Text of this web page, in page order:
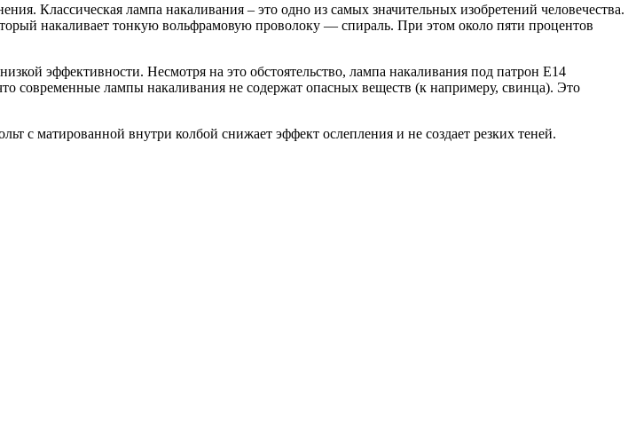
Классическая лампа накаливания – это одно из самых значительных изобретений человечества.
накаливает тонкую вольфрамовую проволоку — спираль. При этом около пяти процентов
эффективности. Несмотря на это обстоятельство, лампа накаливания под патрон Е14
современные лампы накаливания не содержат опасных веществ (к напримеру, свинца). Это
с матированной внутри колбой снижает эффект ослепления и не создает резких теней.